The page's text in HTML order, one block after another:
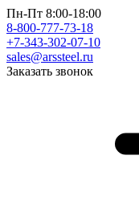
Пн-Пт 8:00-18:00
8-800-777-73-18
+7-343-302-07-10
sales@arssteel.ru
Заказать звонок